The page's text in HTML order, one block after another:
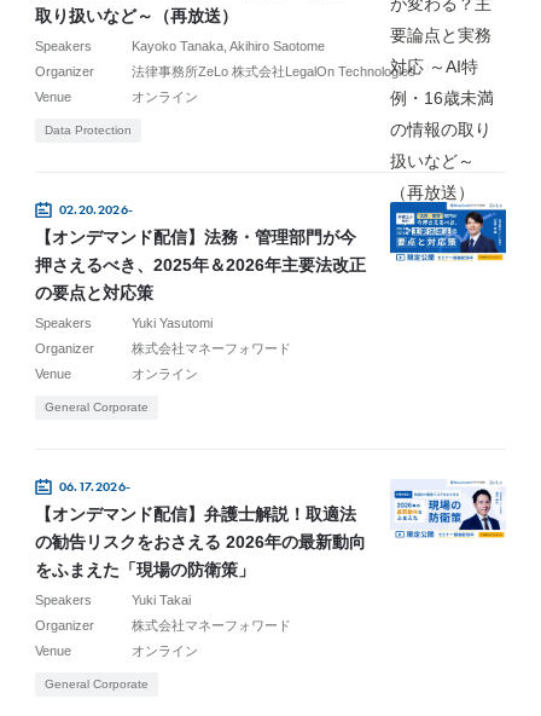
取り扱いなど～（再放送）
Speakers Kayoko Tanaka Akihiro Saotome
Organizer
法律事務所ZeLo 株式会社LegalOn Technologies
Venue
オンライン
Data Protection
02.20.2026-
【オンデマンド配信】法務・管理部門が今
押さえるべき、2025年＆2026年主要法改正
の要点と対応策
Speakers
Yuki Yasutomi
Organizer
株式会社マネーフォワード
Venue
オンライン
General Corporate
06.17.2026-
【オンデマンド配信】弁護士解説！取適法
の勧告リスクをおさえる 2026年の最新動向
をふまえた「現場の防衛策」
Speakers
Yuki Takai
Organizer
株式会社マネーフォワード
Venue
オンライン
General Corporate